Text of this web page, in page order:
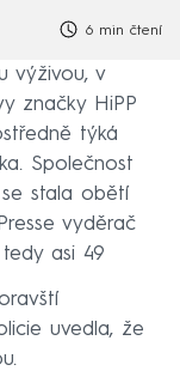
6 min čtení
výživou, v
značky HiPP
týká
Společnost
stala obětí
vyděrač
asi 49
uvedla, že